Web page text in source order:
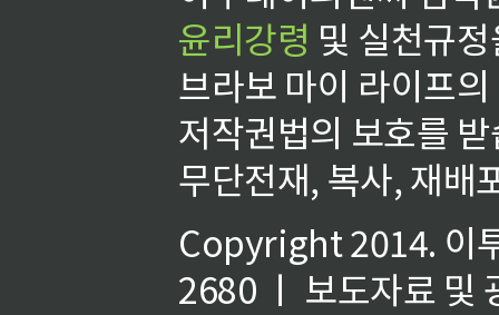
윤리강령 및 실천규
브라보 마이 라이프
저작권법의 보호를
무단전재, 복사, 재배
Copyright 2014. 이
2680 ㅣ 보도자료